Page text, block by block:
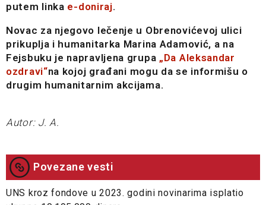
putem linka e-doniraj.
Novac za njegovo lečenje u Obrenovićevoj ulici
prikuplja i humanitarka Marina Adamović, a na
Fejsbuku je napravljena grupa „Da Aleksandar
ozdravi“na kojoj građani mogu da se informišu o
drugim humanitarnim akcijama.
Autor: J. A.
Povezane vesti
UNS kroz fondove u 2023. godini novinarima isplatio